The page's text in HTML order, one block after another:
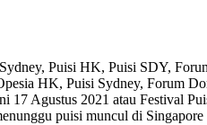
Puisi HK, Puisi SDY,
HK, Puisi Sydney, Forum
17 Agustus 2021 atau Festival
puisi muncul di